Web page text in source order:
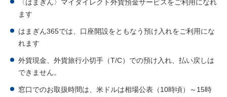
〈はまぎん〉マイダイレクト外貨預金サービスをご利用になれ
ます
はまぎん365では、口座開設をともなう預け入れをご利用にな
れます
外貨現金、外貨旅行小切手（T/C）での預け入れ、払い戻しは
できません。
窓口でのお取扱時間は、米ドルは相場公表（10時頃）～15時